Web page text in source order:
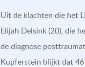
Uit de klachten die het
Elijah Delsink (20), die
de diagnose
Kupferstein blijkt dat 46